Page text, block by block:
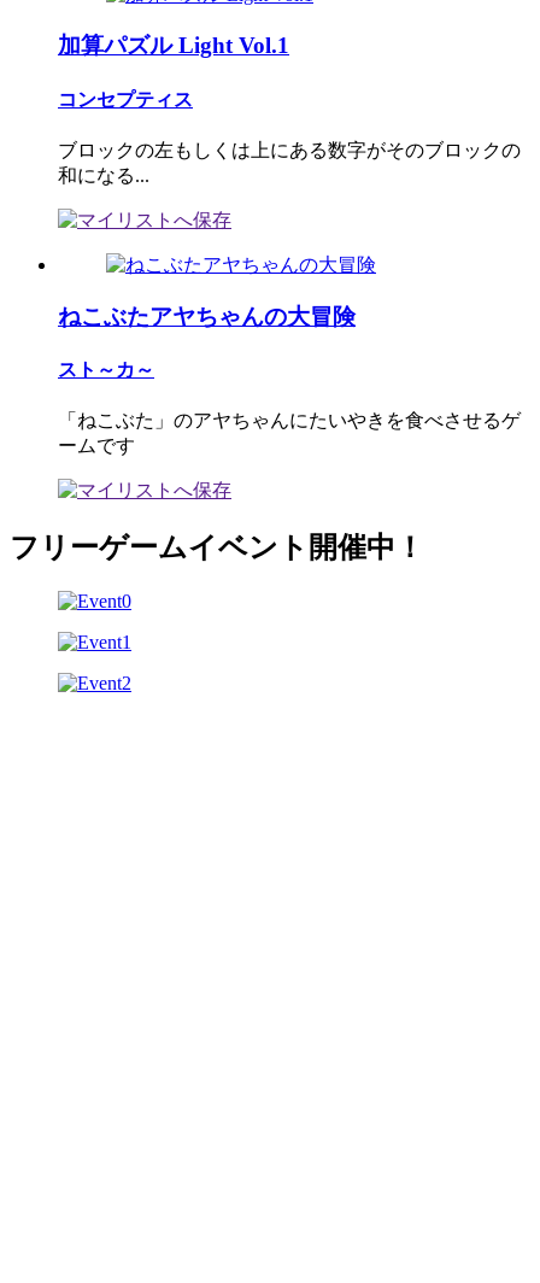
加算パズル Light Vol.1
コンセプティス
ブロックの左もしくは上にある数字がそのブロックの
和になる...
ねこぶたアヤちゃんの大冒険
スト～カ～
「ねこぶた」のアヤちゃんにたいやきを食べさせるゲ
ームです
フリーゲームイベント開催中！